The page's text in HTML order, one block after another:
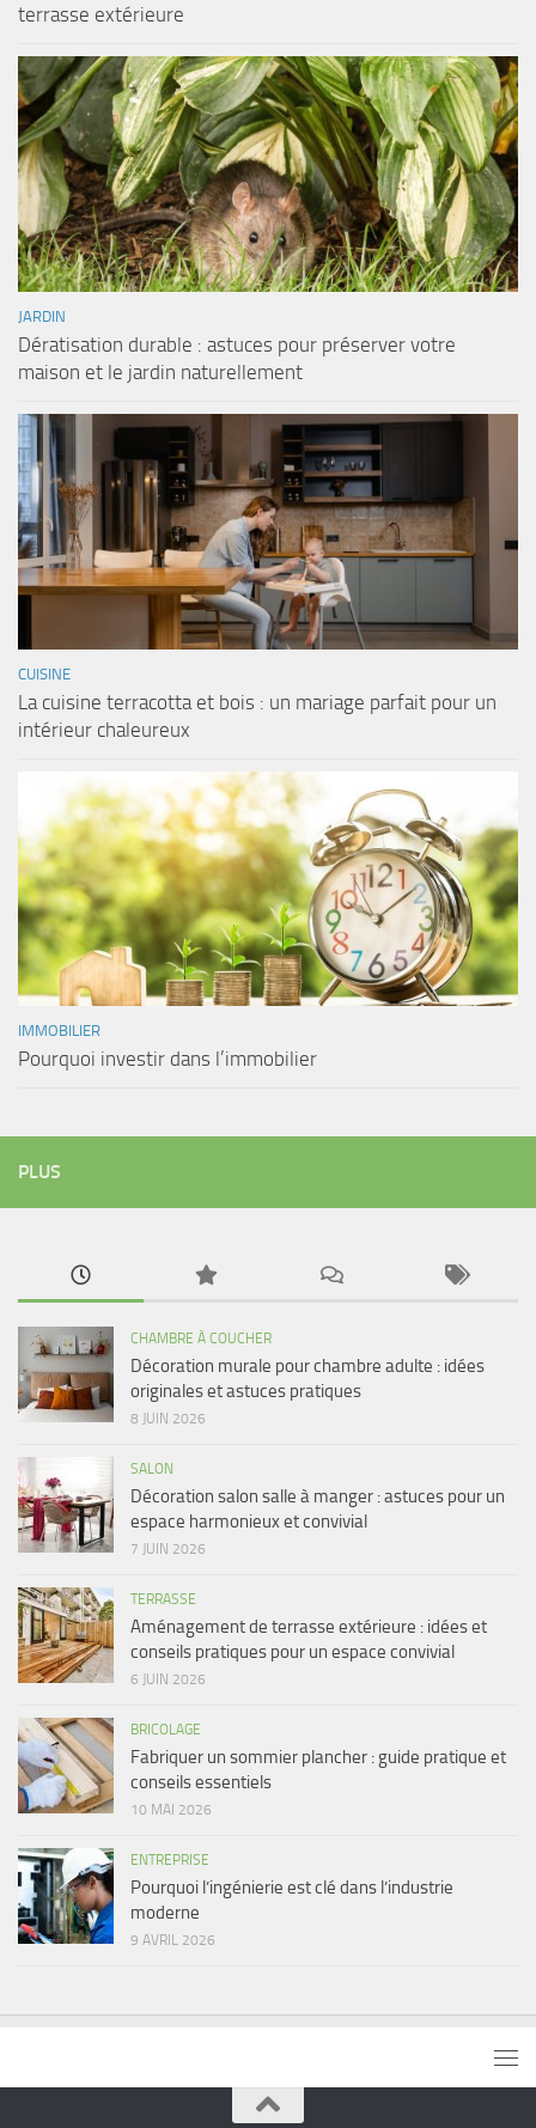
terrasse extérieure
JARDIN
Dératisation durable : astuces pour préserver votre
maison et le jardin naturellement
CUISINE
La cuisine terracotta et bois : un mariage parfait pour un
intérieur chaleureux
IMMOBILIER
Pourquoi investir dans l’immobilier
PLUS
CHAMBRE À COUCHER
Décoration murale pour chambre adulte : idées
originales et astuces pratiques
8 JUIN 2026
SALON
Décoration salon salle à manger : astuces pour un
espace harmonieux et convivial
7 JUIN 2026
TERRASSE
Aménagement de terrasse extérieure : idées et
conseils pratiques pour un espace convivial
6 JUIN 2026
BRICOLAGE
Fabriquer un sommier plancher : guide pratique et
conseils essentiels
10 MAI 2026
ENTREPRISE
Pourquoi l’ingénierie est clé dans l’industrie
moderne
9 AVRIL 2026